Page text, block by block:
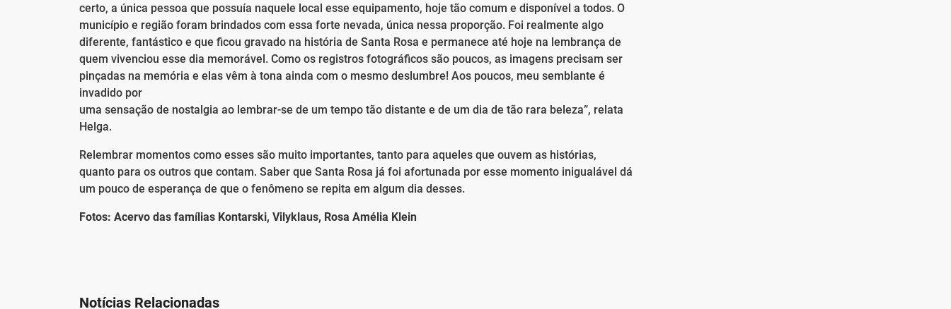
certo, a única pessoa que possuía naquele local esse equipamento, hoje tão comum e disponível a todos. O
município e região foram brindados com essa forte nevada, única nessa proporção. Foi realmente algo
diferente, fantástico e que ficou gravado na história de Santa Rosa e permanece até hoje na lembrança de
quem vivenciou esse dia memorável. Como os registros fotográficos são poucos, as imagens precisam ser
pinçadas na memória e elas vêm à tona ainda com o mesmo deslumbre! Aos poucos, meu semblante é
invadido por
uma sensação de nostalgia ao lembrar-se de um tempo tão distante e de um dia de tão rara beleza”, relata
Helga.
Relembrar momentos como esses são muito importantes, tanto para aqueles que ouvem as histórias,
quanto para os outros que contam. Saber que Santa Rosa já foi afortunada por esse momento inigualável dá
um pouco de esperança de que o fenômeno se repita em algum dia desses.
Fotos: Acervo das famílias Kontarski, Vilyklaus, Rosa Amélia Klein
Notícias Relacionadas